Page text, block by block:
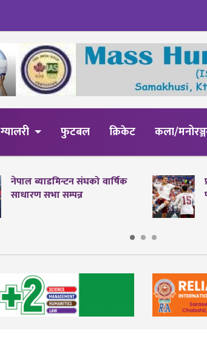
ग्यालरी फुटबल क्रिकेट कला/
नेपाल ब्याडमिन्टन संघको वार्षिक
साधारण सभा सम्पन्न